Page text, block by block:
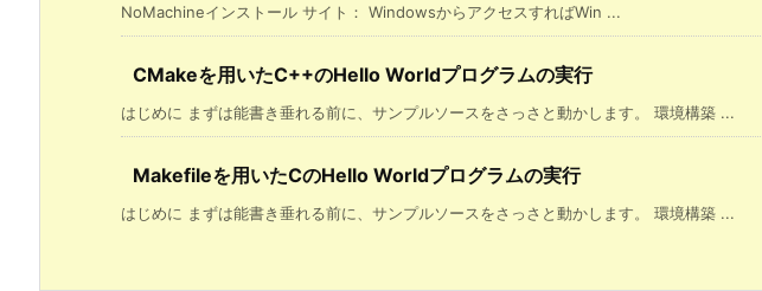
NoMachineインストール サイト： WindowsからアクセスすればWin ...
CMakeを用いたC++のHello Worldプログラムの実行
はじめに まずは能書き垂れる前に、サンプルソースをさっさと動かします。 環境構築 ...
Makefileを用いたCのHello Worldプログラムの実行
はじめに まずは能書き垂れる前に、サンプルソースをさっさと動かします。 環境構築 ...